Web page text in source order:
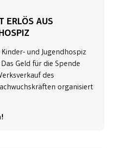
ERLÖS AUS
und Jugendhospiz
Geld für die Spende
des
organisiert